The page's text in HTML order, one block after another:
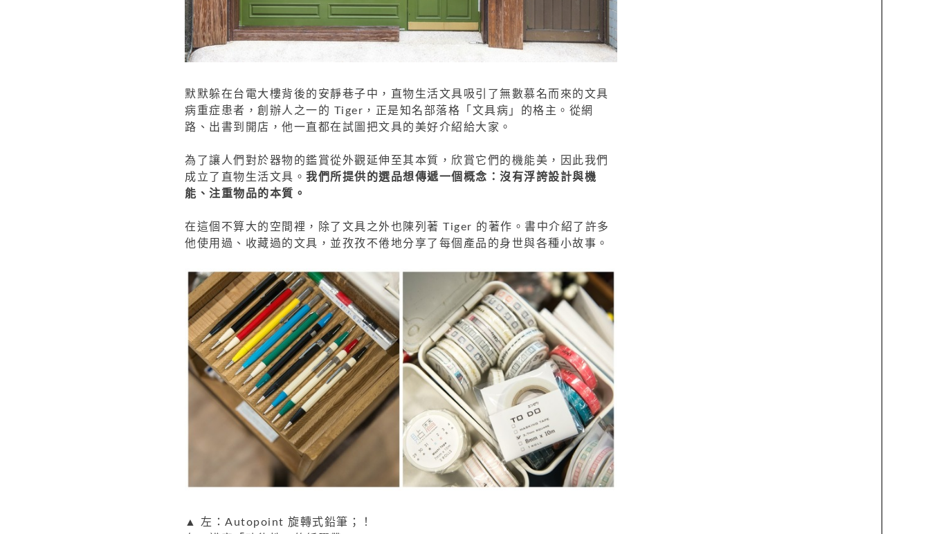
默默躲在台電大樓背後的安靜巷子中，直物生活文具吸引了無數慕名而來的文具
病重症患者，創辦人之一的 Tiger，正是知名部落格「文具病」的格主。從網
路、出書到開店，他一直都在試圖把文具的美好介紹給大家。
為了讓人們對於器物的鑑賞從外觀延伸至其本質，欣賞它們的機能美，因此我們
成立了直物生活文具。 我們所提供的選品想傳遞一個概念：沒有浮誇設計與機
能、注重物品的本質。
在這個不算大的空間裡，除了文具之外也陳列著 Tiger 的著作。書中介紹了許多
他使用過、收藏過的文具，並孜孜不倦地分享了每個產品的身世與各種小故事。
▲ 左：Autopoint 旋轉式鉛筆；！